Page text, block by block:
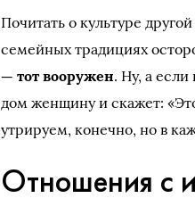
Почитать о культуре
семейных традициях
— тот вооружен. Ну, а
дом женщину и скажет:
утрируем, конечно, но в
Отношения с